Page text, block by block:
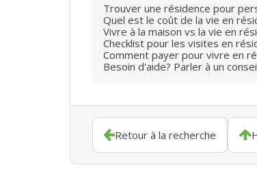
Trouver une résidence pour
Quel est le coût de la vie en
Vivre à la maison vs la vie en
Checklist pour les visites en
Comment payer pour vivre en
Besoin d'aide? Parler à un
Retour à la recherche